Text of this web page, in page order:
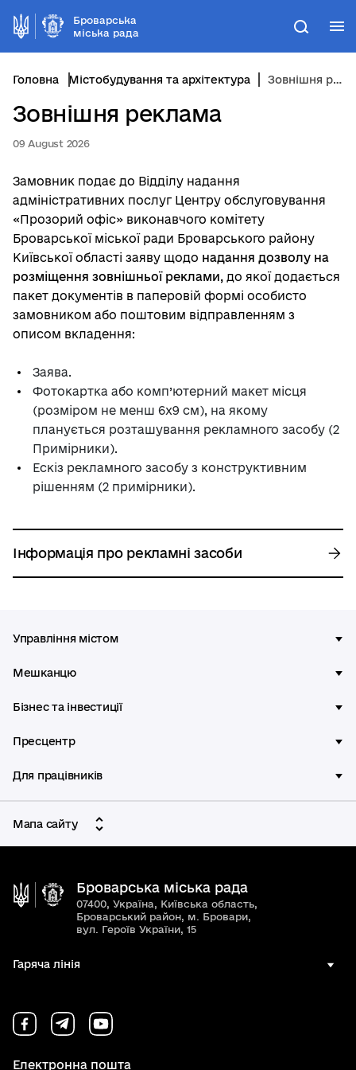
Броварська
міська рада
Пошук
Головна Містобудування та архітектура Зовнішня реклама
Зовнішня реклама
09 August 2026
Замовник подає до Відділу надання
адміністративних послуг Центру обслуговування
«Прозорий офіс» виконавчого комітету
Броварської міської ради Броварського району
Київської області заяву щодо надання дозволу на
розміщення зовнішньої реклами, до якої додається
пакет документів в паперовій формі особисто
замовником або поштовим відправленням з
описом вкладення:
Заява.
Фотокартка або комп’ютерний макет місця
(розміром не менш 6х9 см), на якому
планується розташування рекламного засобу (2
Примірники).
Ескіз рекламного засобу з конструктивним
рішенням (2 примірники).
Інформація про рекламні засоби
Управління містом
Мешканцю
Бізнес та інвестиції
Пресцентр
Для працівників
Мапа сайту
Броварська міська рада
07400, Україна, Київська область,
Броварський район, м. Бровари,
вул. Героїв України, 15
Гаряча лінія
Електронна пошта